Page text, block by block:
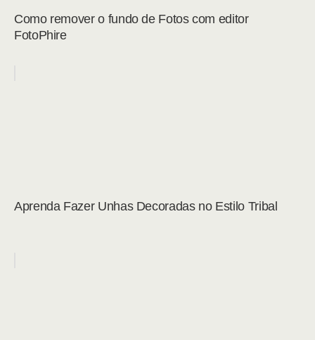
Como remover o fundo de Fotos com editor
FotoPhire
Aprenda Fazer Unhas Decoradas no Estilo Tribal